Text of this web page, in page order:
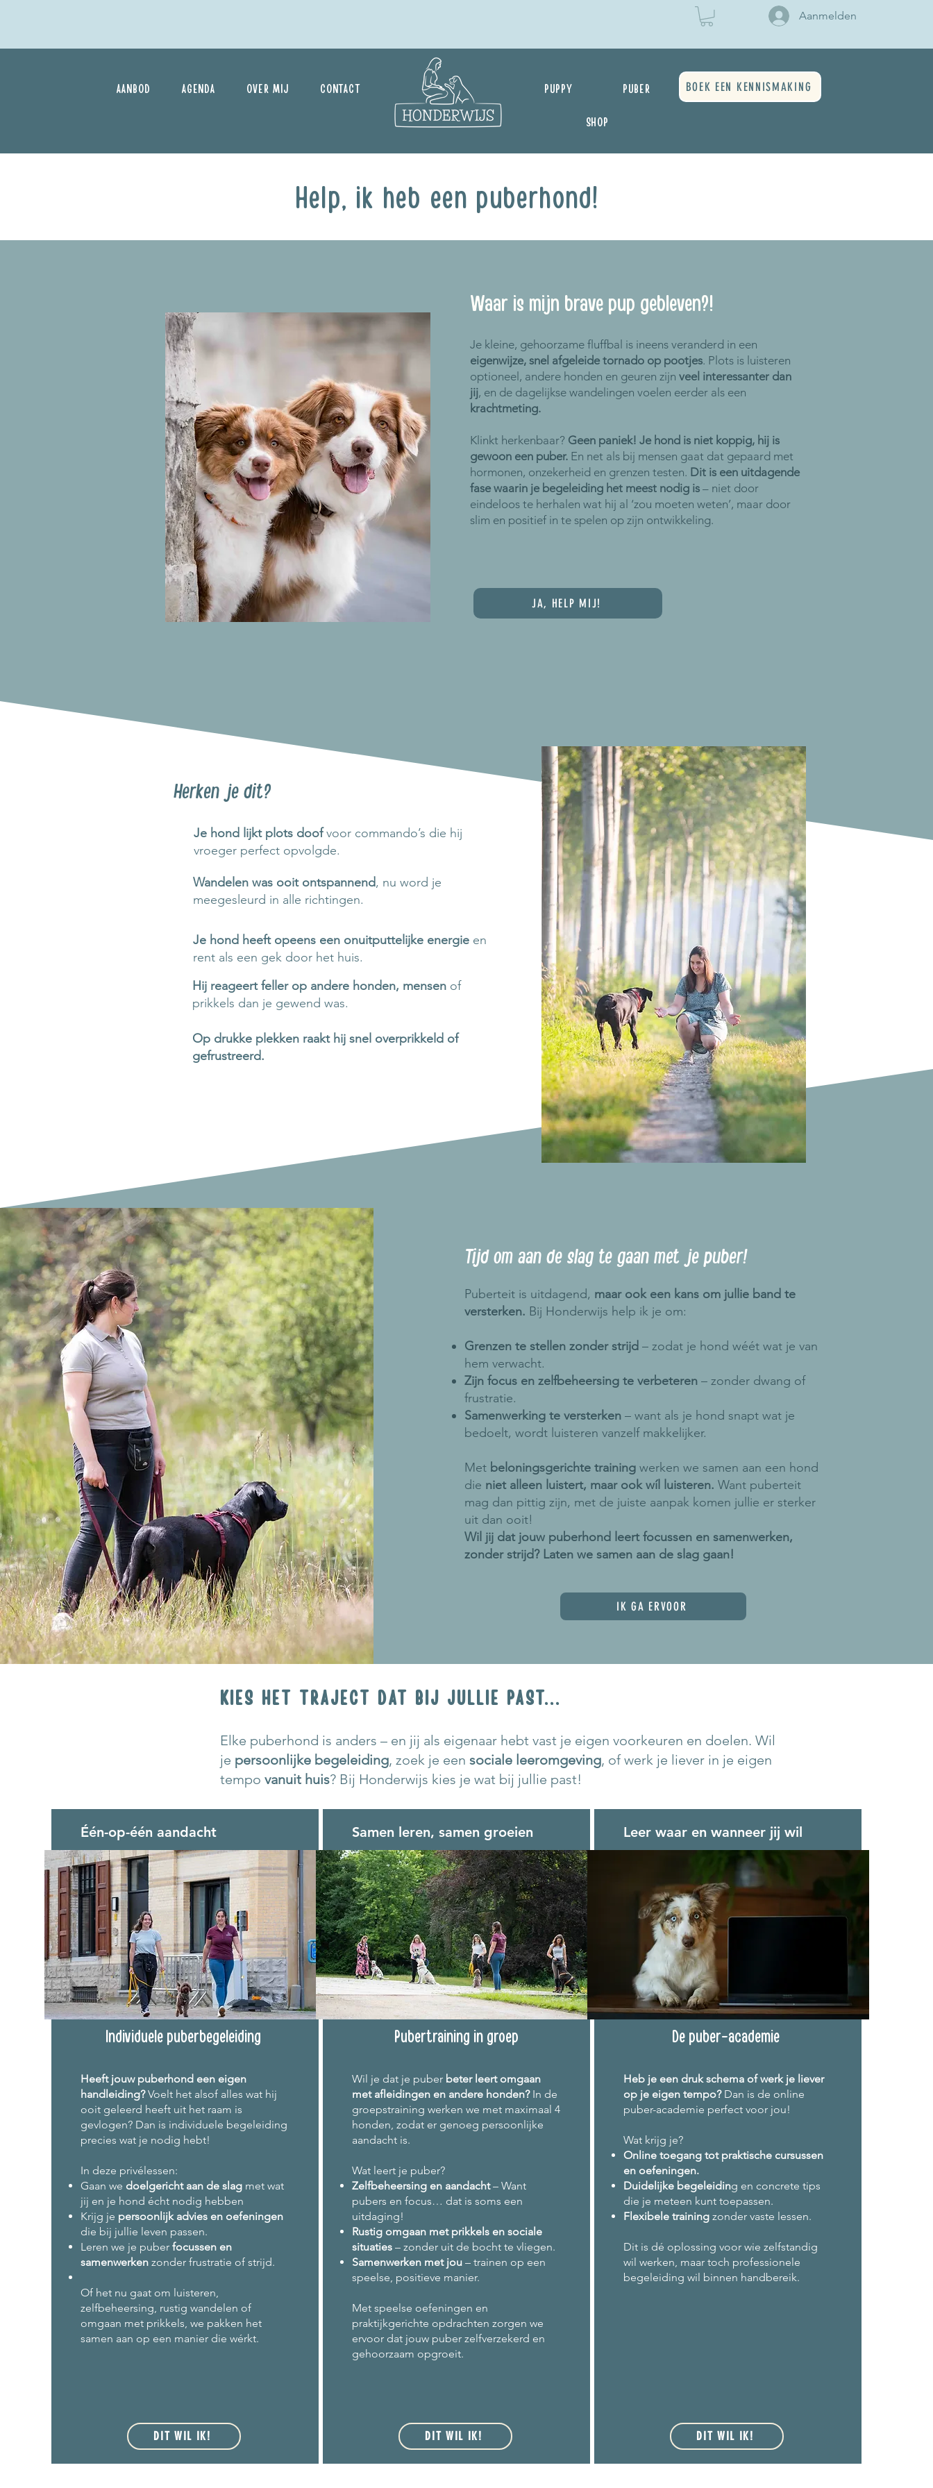
Aanmelden
AANBOD AGENDA OVER MIJ CONTACT PUPPY PUBER
SHOP
BOEK EEN KENNISMAKING
Help, ik heb een puberhond!
Waar is mijn brave pup gebleven?!
Je kleine, gehoorzame fluffbal is ineens veranderd in een
eigenwijze, snel afgeleide tornado op pootjes. Plots is luisteren
optioneel, andere honden en geuren zijn veel interessanter dan
jij, en de dagelijkse wandelingen voelen eerder als een
krachtmeting.
Klinkt herkenbaar? Geen paniek! Je hond is niet koppig, hij is
gewoon een puber. En net als bij mensen gaat dat gepaard met
hormonen, onzekerheid en grenzen testen. Dit is een uitdagende
fase waarin je begeleiding het meest nodig is – niet door
eindeloos te herhalen wat hij al ‘zou moeten weten’, maar door
slim en positief in te spelen op zijn ontwikkeling.
JA, HELP MIJ!
Herken je dit?
Je hond lijkt plots doofvoor commando’s die hij
vroeger perfect opvolgde.
Wandelen was ooit ontspannend, nu word je
meegesleurd in alle richtingen.
Je hond heeft opeens een onuitputtelijke energie en
rent als een gek door het huis.
Hij reageert feller op andere honden, mensen of
prikkels dan je gewend was.
Op drukke plekken raakt hij snel overprikkeld of
gefrustreerd.
Tijd om aan de slag te gaan met je puber!
Puberteit is uitdagend, maar ook een kans om jullie band te
versterken. Bij Honderwijs help ik je om:
Grenzen te stellen zonder strijd – zodat je hond wéét wat je van
hem verwacht.
Zijn focus en zelfbeheersing te verbeteren– zonder dwang of
frustratie.
Samenwerking te versterken – want als je hond snapt wat je
bedoelt, wordt luisteren vanzelf makkelijker.
Met beloningsgerichte trainingwerken we samen aan een hond
die niet alleen luistert, maar ook wíl luisteren. Want puberteit
mag dan pittig zijn, met de juiste aanpak komen jullie er sterker
uit dan ooit!
Wil jij dat jouw puberhond leert focussen en samenwerken,
zonder strijd? Laten we samen aan de slag gaan!
IK GA ERVOOR
KIES HET TRAJECT DAT BIJ JULLIE PAST...
Elke puberhond is anders – en jij als eigenaar hebt vast je eigen voorkeuren en doelen. Wil
je persoonlijke begeleiding, zoek je een sociale leeromgeving, of werk je liever in je eigen
tempo vanuit huis? Bij Honderwijs kies je wat bij jullie past!
Één-op-één aandacht
Individuele puberbegeleiding
Heeft jouw puberhond een eigen
handleiding?Voelt het alsof alles wat hij
ooit geleerd heeft uit het raam is
gevlogen? Dan is individuele begeleiding
precies wat je nodig hebt!
In deze privélessen:
Gaan we doelgericht aan de slag met wat
jij en je hond écht nodig hebben
Krijg je persoonlijk advies en oefeningen
die bij jullie leven passen.
Leren we je puber focussen en
samenwerkenzonder frustratie of strijd.
Of het nu gaat om luisteren,
zelfbeheersing, rustig wandelen of
omgaan met prikkels, we pakken het
samen aan op een manier die wérkt.
DIT WIL IK!
Samen leren, samen groeien
Pubertraining in groep
Wil je dat je puber beter leert omgaan
met afleidingen en andere honden? In de
groepstraining werken we met maximaal 4
honden, zodat er genoeg persoonlijke
aandacht is.
Wat leert je puber?
Zelfbeheersing en aandacht– Want
pubers en focus… dat is soms een
uitdaging!
Rustig omgaan met prikkels en sociale
situaties– zonder uit de bocht te vliegen.
Samenwerken met jou – trainen op een
speelse, positieve manier.
Met speelse oefeningen en
praktijkgerichte opdrachten zorgen we
ervoor dat jouw puber zelfverzekerd en
gehoorzaam opgroeit.
DIT WIL IK!
Leer waar en wanneer jij wil
De puber-academie
Heb je een druk schema of werk je liever
op je eigen tempo?Dan is de online
puber-academie perfect voor jou!
Wat krijg je?
Online toegang tot praktische cursussen
en oefeningen.
Duidelijke begeleiding en concrete tips
die je meteen kunt toepassen.
Flexibele trainingzonder vaste lessen.
Dit is dé oplossing voor wie zelfstandig
wil werken, maar toch professionele
begeleiding wil binnen handbereik.
DIT WIL IK!